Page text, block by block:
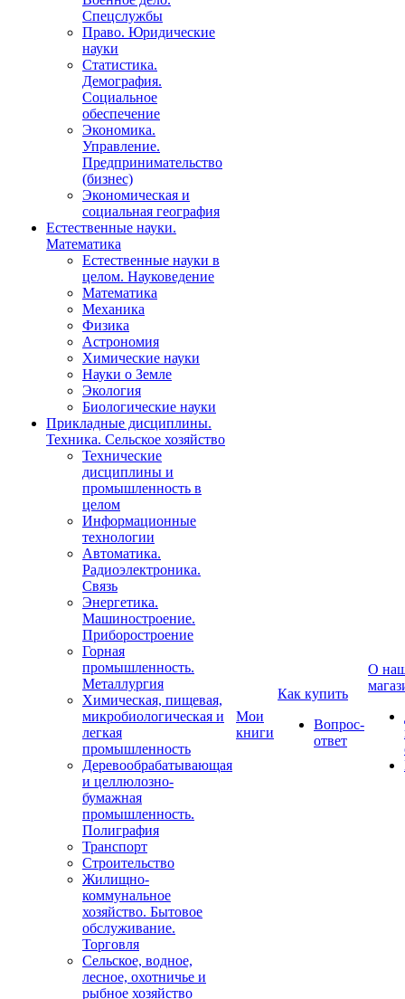
Спецслужбы
Право. Юридические
науки
Статистика.
Демография.
Социальное
обеспечение
Экономика.
Управление.
Предпринимательство
(бизнес)
Экономическая и
социальная география
Естественные науки.
Математика
Естественные науки в
целом. Науковедение
Математика
Механика
Физика
Астрономия
Химические науки
Науки о Земле
Экология
Биологические науки
Прикладные дисциплины.
Техника. Сельское хозяйство
Технические
дисциплины и
промышленность в
целом
Информационные
технологии
Автоматика.
Радиоэлектроника.
Связь
Энергетика.
Машиностроение.
Приборостроение
Горная
промышленность.
Металлургия
Химическая, пищевая,
микробиологическая и
легкая
промышленность
Деревообрабатывающая
и целлюлозно-
бумажная
промышленность.
Полиграфия
Транспорт
Строительство
Жилищно-
коммунальное
хозяйство. Бытовое
обслуживание.
Торговля
Сельское, водное,
лесное, охотничье и
рыбное хозяйство
Мои
книги
Как купить
Вопрос-
ответ
О